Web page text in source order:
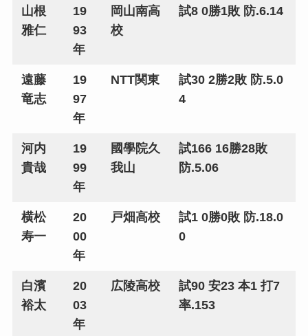
山根
雅仁
19
93
年
岡山南高
校
試8 0勝1敗 防.6.14
遠藤
竜志
19
97
年
NTT関東
試30 2勝2敗 防.5.0
4
河内
貴哉
19
99
年
國學院久
我山
試166 16勝28敗
防.5.06
横松
寿一
20
00
年
戸畑高校
試1 0勝0敗 防.18.0
0
白濱
裕太
20
03
年
広陵高校
試90 安23 本1 打7
率.153